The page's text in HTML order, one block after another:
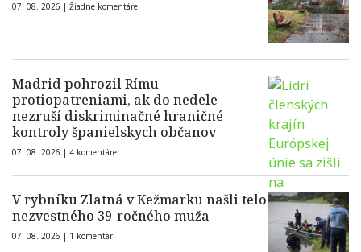
07. 08. 2026 | Žiadne komentáre
Madrid pohrozil Rímu
protiopatreniami, ak do nedele
nezruší diskriminačné hraničné
kontroly španielskych občanov
07. 08. 2026 | 4 komentáre
V rybníku Zlatná v Kežmarku našli telo
nezvestného 39-ročného muža
07. 08. 2026 | 1 komentár